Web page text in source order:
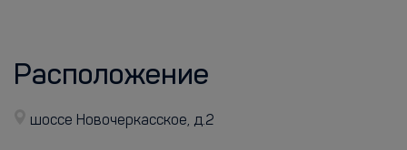
Расположение
шоссе Новочеркасское, д.2